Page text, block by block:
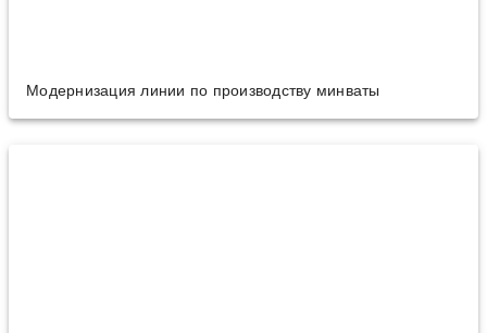
Модернизация линии по производству минваты